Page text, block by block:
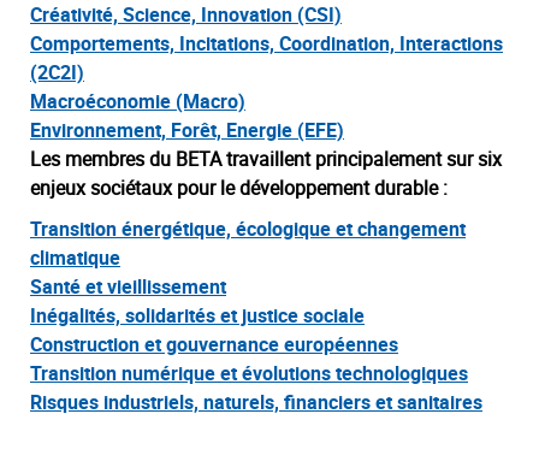
Créativité, Science, Innovation (CSI)
Comportements, Incitations, Coordination, Interactions
(2C2I)
Macroéconomie (Macro)
Environnement, Forêt, Energie (EFE)
Les membres du BETA travaillent principalement sur six
enjeux sociétaux pour le développement durable :
Transition énergétique, écologique et changement
climatique
Santé et vieillissement
Inégalités, solidarités et justice sociale
Construction et gouvernance européennes
Transition numérique et évolutions technologiques
Risques industriels, naturels, financiers et sanitaires